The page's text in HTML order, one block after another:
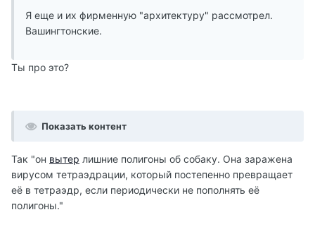
Я еще и их фирменную "архитектуру" рассмотрел.
Вашингтонские.
Ты про это?
Показать контент
Так "он вытер лишние полигоны об собаку. Она заражена
вирусом тетраэдрации, который постепенно превращает
её в тетраэдр, если периодически не пополнять её
полигоны."